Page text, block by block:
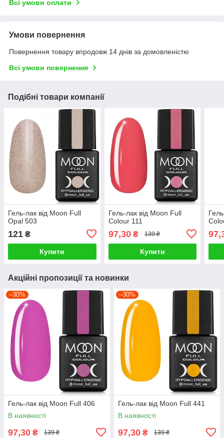
Всі умови оплати
Умови повернення
Повернення товару впродовж 14 днів за домовленістю
Всі умови повернення
Подібні товари компанії
Гель-лак від Moon Full
Opal 503
121 ₴
Купити
Гель-лак від Moon Full
Colour 111
97,30₴ 139 ₴
Купити
Акційні пропозиції та новинки
–30%
Гель-лак від Moon Full 406
В наявності
97,30 ₴ 139 ₴
–30%
Гель-лак від Moon Full 441
В наявності
97,30 ₴ 139 ₴